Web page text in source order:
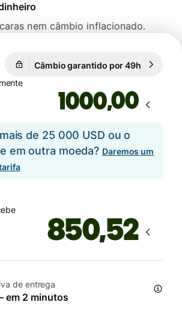
nem câmbio inflacionado.
Câmbio garantido por 49h
,00
de 25 000 USD ou o
em outra moeda? Daremos um
de entrega
em 2 minutos